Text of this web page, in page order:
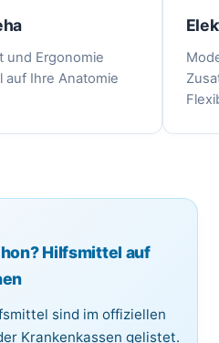
und Ergonomie
auf Ihre Anatomie
Hilfsmittel auf
sind im offiziellen
Krankenkassen gelistet.